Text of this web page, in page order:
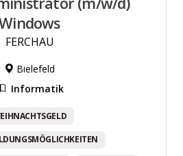
FERCHAU
Bielefeld
Informatik